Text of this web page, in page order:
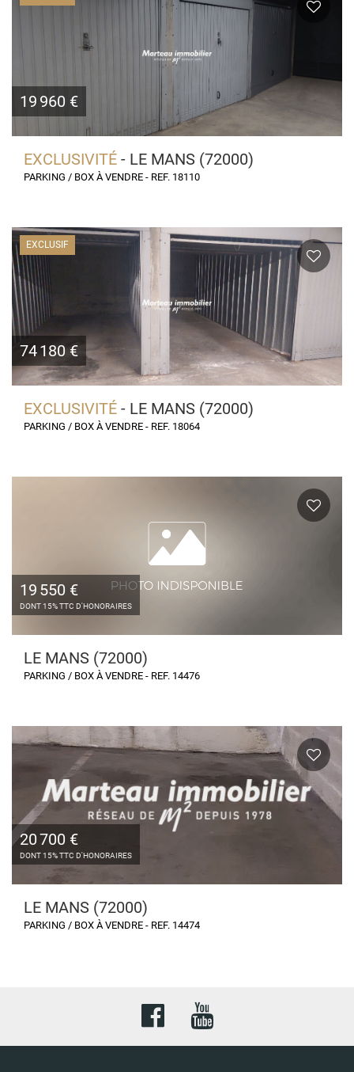
19 960 €
EXCLUSIVITÉ - LE MANS (72000)
PARKING / BOX À VENDRE - REF. 18110
EXCLUSIF
74 180 €
EXCLUSIVITÉ - LE MANS (72000)
PARKING / BOX À VENDRE - REF. 18064
19 550 €
DONT 15% TTC D'HONORAIRES
LE MANS (72000)
PARKING / BOX À VENDRE - REF. 14476
20 700 €
DONT 15% TTC D'HONORAIRES
LE MANS (72000)
PARKING / BOX À VENDRE - REF. 14474